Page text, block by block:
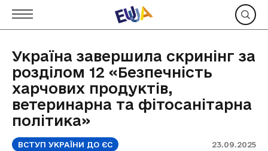
Україна завершила скринінг за
розділом 12 «Безпечність
харчових продуктів,
ветеринарна та фітосанітарна
політика»
ВСТУП УКРАЇНИ ДО ЄС 23.09.2025